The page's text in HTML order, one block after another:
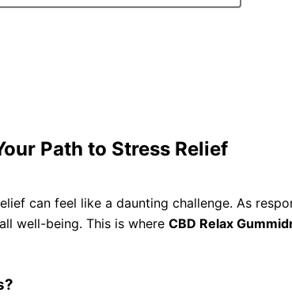
Path to Stress Relief
can feel like a daunting challenge. As
well-being. This is where CBD Relax